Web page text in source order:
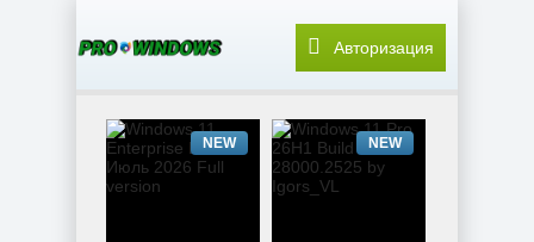
Авторизация
NEW NEW